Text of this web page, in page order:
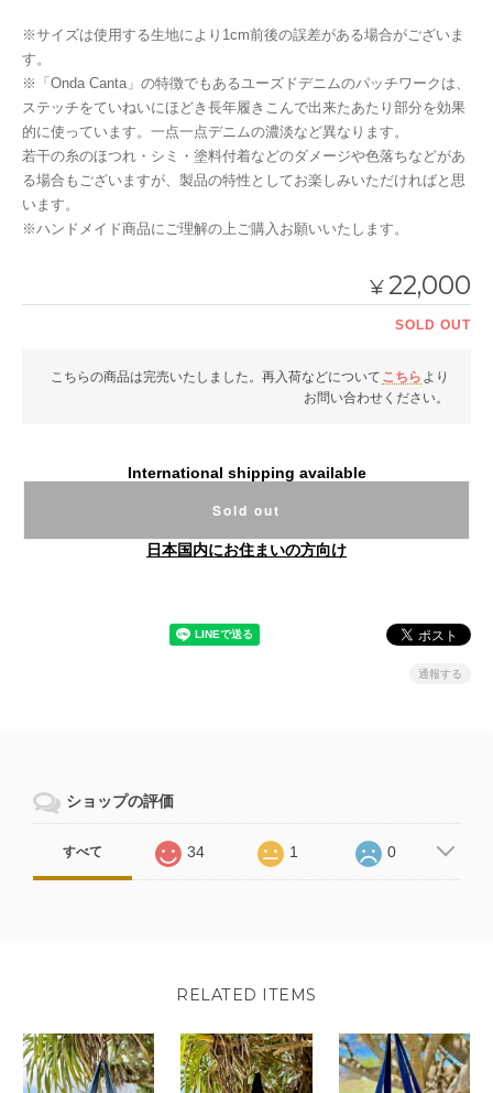
※サイズは使用する生地により1cm前後の誤差がある場合がございま
す。
※「Onda Canta」の特徴でもあるユーズドデニムのパッチワークは、
ステッチをていねいにほどき長年履きこんで出来たあたり部分を効果
的に使っています。一点一点デニムの濃淡など異なります。
若干の糸のほつれ・シミ・塗料付着などのダメージや色落ちなどがあ
る場合もございますが、製品の特性としてお楽しみいただければと思
います。
※ハンドメイド商品にご理解の上ご購入お願いいたします。
¥22,000
SOLD OUT
こちらの商品は完売いたしました。再入荷などについて こちら より
お問い合わせください。
International shipping available
Sold out
日本国内にお住まいの方向け
通報する
ショップの評価
すべて 34 1 0
RELATED ITEMS